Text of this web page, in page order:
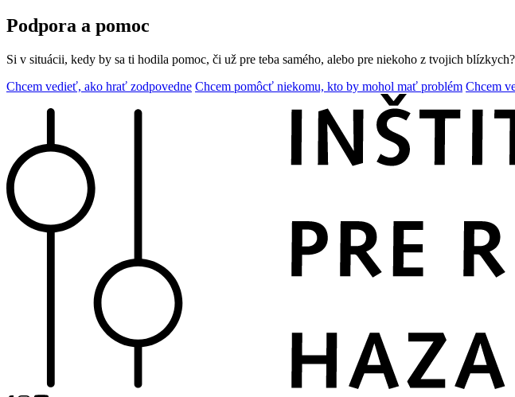
Podpora a pomoc
Si v situácii, kedy by sa ti hodila pomoc, či už pre teba samého, alebo pre niekoho z tvojich blízkych?
Chcem vedieť, ako hrať zodpovedne Chcem pomôcť niekomu, kto by mohol mať problém Chcem